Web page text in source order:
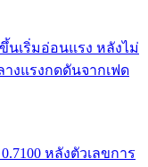
นเริ่มอ่อนแรง หลังไม่
างแรงกดดันจากเฟด
หลังตัวเลขการ